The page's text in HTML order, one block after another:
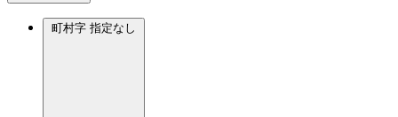
町村字 指定なし